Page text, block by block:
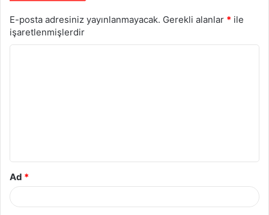
E-posta adresiniz yayınlanmayacak. Gerekli alanlar * ile
işaretlenmişlerdir
Ad *